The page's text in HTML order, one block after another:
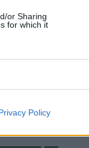
or Sharing
for which it
Policy
00:00:57
Visi įrašai